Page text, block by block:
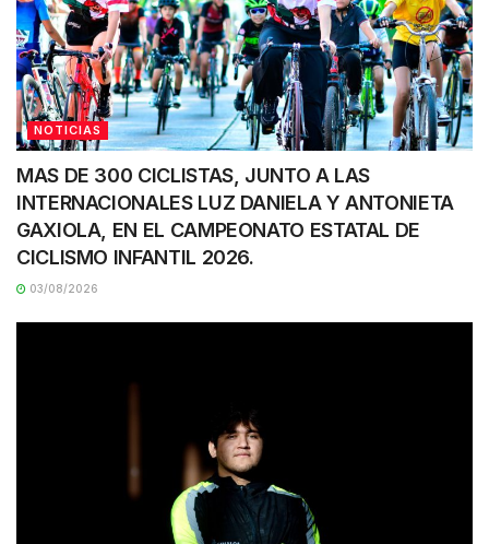
NOTICIAS
MAS DE 300 CICLISTAS, JUNTO A LAS
INTERNACIONALES LUZ DANIELA Y ANTONIETA
GAXIOLA, EN EL CAMPEONATO ESTATAL DE
CICLISMO INFANTIL 2026.
03/08/2026